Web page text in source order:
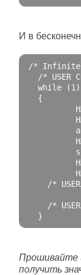
И в
/* Infinite
/* USER
while
(1 )
{
/*
/*
}
Прошивайте
получить